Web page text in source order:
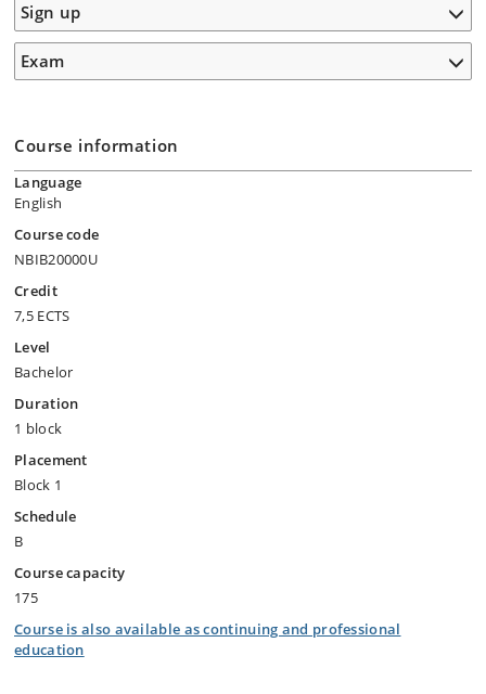
Sign up
Exam
Course information
Language
English
Course code
NBIB20000U
Credit
7,5 ECTS
Level
Bachelor
Duration
1 block
Placement
Block 1
Schedule
B
Course capacity
175
Course is also available as continuing and professional
education